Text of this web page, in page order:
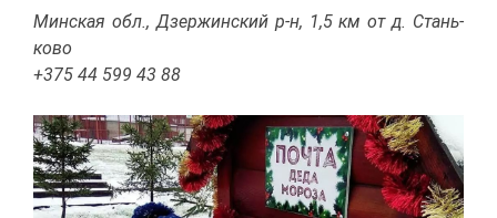
Мин­ская обл., Дзер­жин­ский р-н, 1,5 км от д. Стань­
ко­во
+375 44 599 43 88